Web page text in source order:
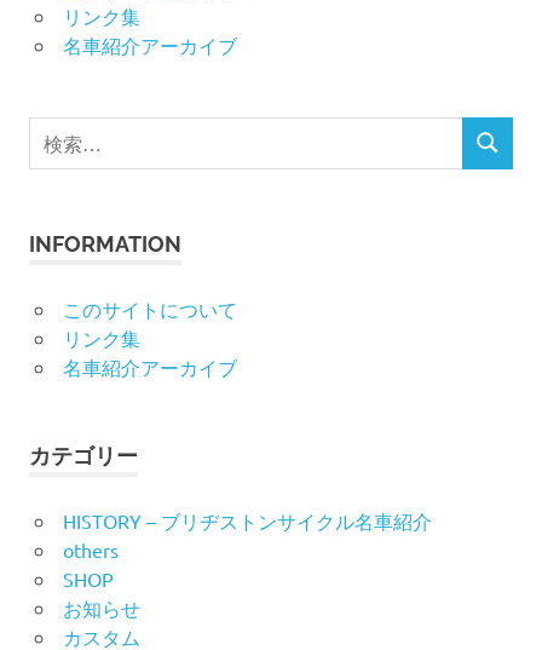
リンク集
名車紹介アーカイブ
検
索
検
索
INFORMATION
このサイトについて
リンク集
名車紹介アーカイブ
カテゴリー
HISTORY – ブリヂストンサイクル名車紹介
others
SHOP
お知らせ
カスタム